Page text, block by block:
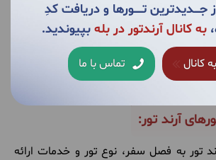
جــــدیدترین تــــــورها و دریافت کدِ
به کانال آرندتور در بله بپیوندید.
کانال تماس با ما
آرند تور:
تور به فصل سفر، نوع تور و خدمات ارائه